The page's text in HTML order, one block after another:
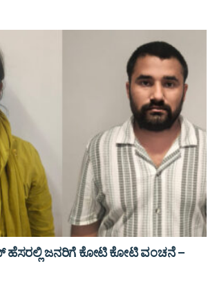
ಜನರಿಗೆ ಕೋಟಿ ಕೋಟಿ ವಂಚನೆ –